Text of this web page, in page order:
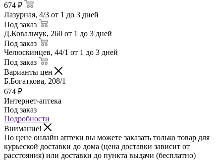
674 ₽
Лазурная, 4/3 от 1 до 3 дней
Под заказ
Д.Ковальчук, 260 от 1 до 3 дней
Под заказ
Челюскинцев, 44/1 от 1 до 3 дней
Под заказ
Варианты цен
Б.Богаткова, 208/1
674 ₽
Интернет-аптека
Под заказ
Подробности
Внимание!
По цене онлайн аптеки вы можете заказать только товар для
курьеской доставки до дома (цена доставки зависит от
расстояния) или доставки до пункта выдачи (бесплатно)